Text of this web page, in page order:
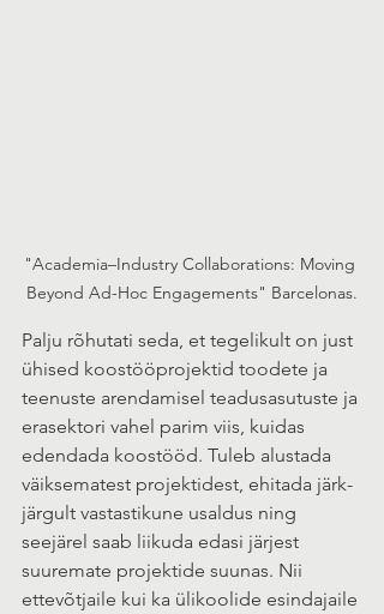
"Academia–Industry Collaborations: Moving
Beyond Ad-Hoc Engagements" Barcelonas.
Palju rõhutati seda, et tegelikult on just
ühised koostööprojektid toodete ja
teenuste arendamisel teadusasutuste ja
erasektori vahel parim viis, kuidas
edendada koostööd. Tuleb alustada
väiksematest projektidest, ehitada järk-
järgult vastastikune usaldus ning
seejärel saab liikuda edasi järjest
suuremate projektide suunas. Nii
ettevõtjaile kui ka ülikoolide esindajaile